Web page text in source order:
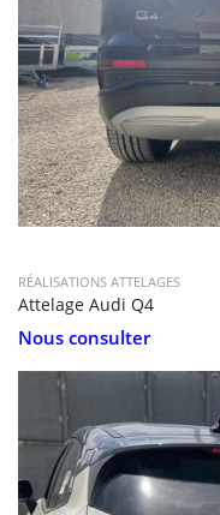
RÉALISATIONS ATTELAGES
Attelage Audi Q4
Nous consulter